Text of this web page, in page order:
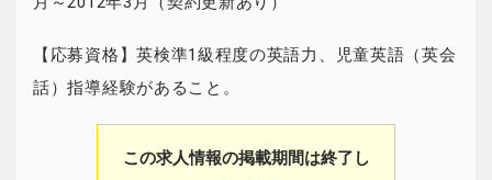
【応募資格】英検準1級程度の英語力、児童英語（英会
話）指導経験があること。
この求人情報の掲載期間は終了し